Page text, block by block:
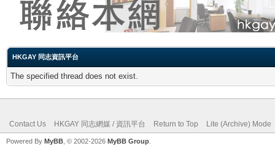
HKGAY 同志資訊平台
The specified thread does not exist.
Contact Us HKGAY 同志網媒 / 資訊平台 Return to Top Lite (Archive) Mode
Powered By MyBB , © 2002-2026 MyBB Group